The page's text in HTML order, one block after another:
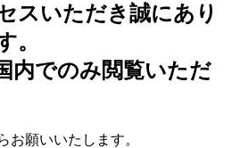
スいただき誠にあり
。
内でのみ閲覧いただ
お願いいたします。